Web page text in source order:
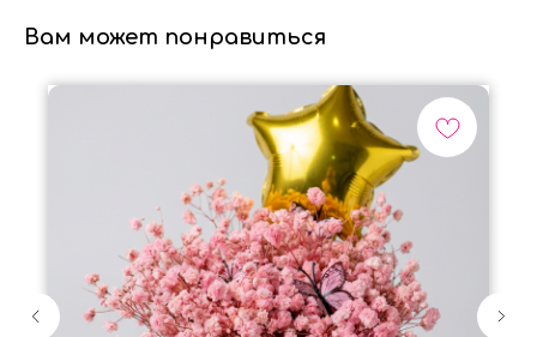
Вам может понравиться